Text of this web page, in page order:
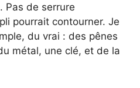
Pas de serrure
pourrait contourner. Je
du vrai : des pênes
métal, une clé, et de la